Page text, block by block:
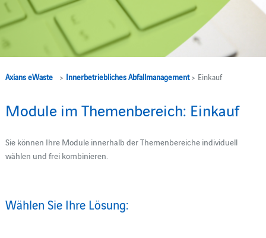
Axians eWaste> Innerbetriebliches Abfallmanagement> Einkauf
Module im Themenbereich: Einkauf
Sie können Ihre Module innerhalb der Themenbereiche individuell
wählen und frei kombinieren.
Wählen Sie Ihre Lösung: